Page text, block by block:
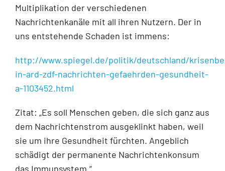
Multiplikation der verschiedenen
Nachrichtenkanäle mit all ihren Nutzern. Der in
uns entstehende Schaden ist immens:
http://www.spiegel.de/politik/deutschland/
in-ard-zdf-nachrichten-gefaehrden-gesundheit-
a-1103452.html
Zitat: „Es soll Menschen geben, die sich ganz aus
dem Nachrichtenstrom ausgeklinkt haben, weil
sie um ihre Gesundheit fürchten. Angeblich
schädigt der permanente Nachrichtenkonsum
das Immunsystem.“